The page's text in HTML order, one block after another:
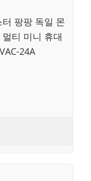
팡팡 독일 몬
티 미니 휴대
24A